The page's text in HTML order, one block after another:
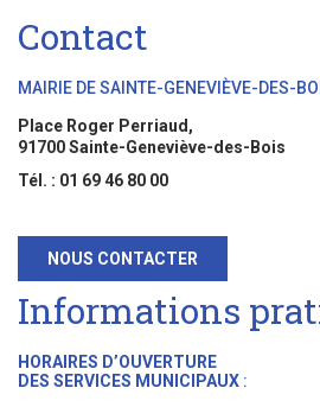
Contact
MAIRIE DE SAINTE-GENEVIÈVE-DES-
Place Roger Perriaud,
91700 Sainte-Geneviève-des-Bois
Tél. : 01 69 46 80 00
NOUS CONTACTER
Informations
HORAIRES D’OUVERTURE
DES SERVICES MUNICIPAUX :